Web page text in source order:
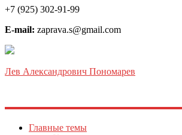
+7 (925) 302-91-99
E-mail: zaprava.s@gmail.com
Лев Александрович Пономарев
Главные темы